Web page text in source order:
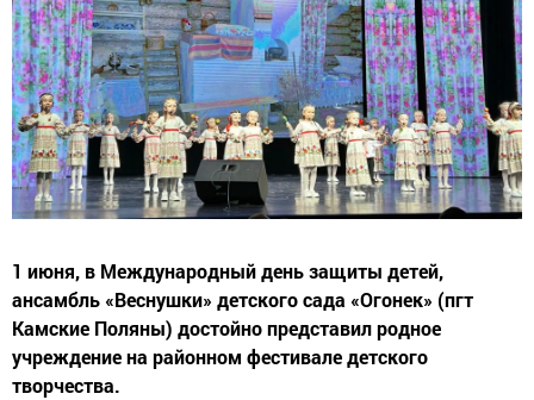
1 июня, в Международный день защиты детей,
ансамбль «Веснушки» детского сада «Огонек» (пгт
Камские Поляны) достойно представил родное
учреждение на районном фестивале детского
творчества.